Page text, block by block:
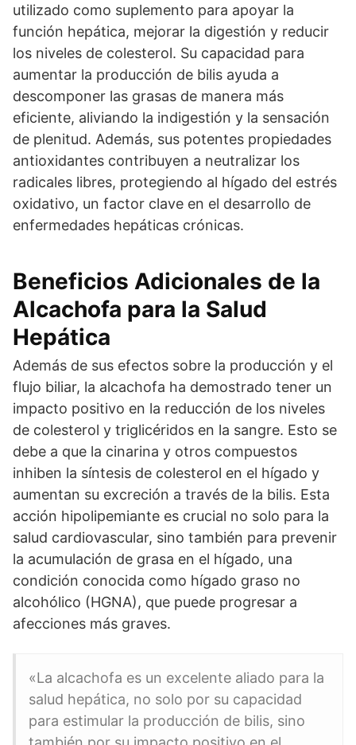
utilizado como suplemento para apoyar la
función hepática, mejorar la digestión y reducir
los niveles de colesterol. Su capacidad para
aumentar la producción de bilis ayuda a
descomponer las grasas de manera más
eficiente, aliviando la indigestión y la sensación
de plenitud. Además, sus potentes propiedades
antioxidantes contribuyen a neutralizar los
radicales libres, protegiendo al hígado del estrés
oxidativo, un factor clave en el desarrollo de
enfermedades hepáticas crónicas.
Beneficios Adicionales de la
Alcachofa para la Salud
Hepática
Además de sus efectos sobre la producción y el
flujo biliar, la alcachofa ha demostrado tener un
impacto positivo en la reducción de los niveles
de colesterol y triglicéridos en la sangre. Esto se
debe a que la cinarina y otros compuestos
inhiben la síntesis de colesterol en el hígado y
aumentan su excreción a través de la bilis. Esta
acción hipolipemiante es crucial no solo para la
salud cardiovascular, sino también para prevenir
la acumulación de grasa en el hígado, una
condición conocida como hígado graso no
alcohólico (HGNA), que puede progresar a
afecciones más graves.
«La alcachofa es un excelente aliado para la
salud hepática, no solo por su capacidad
para estimular la producción de bilis, sino